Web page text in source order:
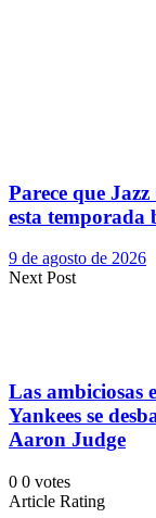
Parece que
esta temporada
9 de agosto de 2026
Next Post
Las ambiciosas
Yankees se
Aaron Judge
0 0 votes
Article Rating